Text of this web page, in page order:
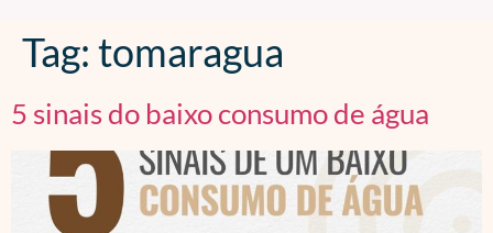
Tag: tomaragua
5 sinais do baixo consumo de água